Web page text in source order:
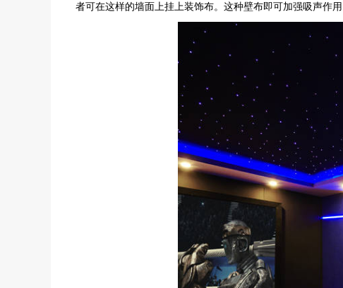
者可在这样的墙面上挂上装饰布。这种壁布即可加强吸声作用